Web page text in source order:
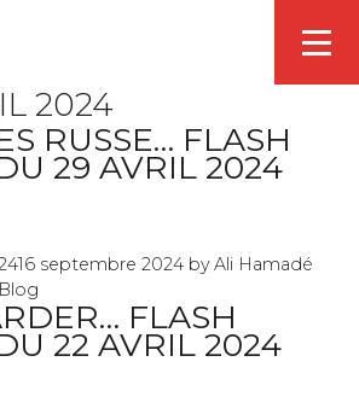
2024
RUSSE… FLASH
29 AVRIL 2024
16 septembre 2024 byAli Hamadé
Blog
FLASH
22 AVRIL 2024